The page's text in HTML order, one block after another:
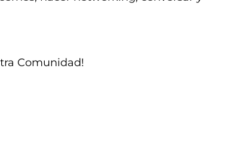
Comunidad!